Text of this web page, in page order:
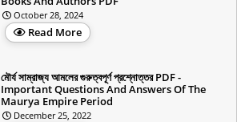
October 28, 2024
Read More
মৌর্য সাম্রাজ্য আমলের গুরুত্বপূর্ণ প্রশ্নোত্তর PDF -
Important Questions And Answers Of The
Maurya Empire Period
December 25, 2022